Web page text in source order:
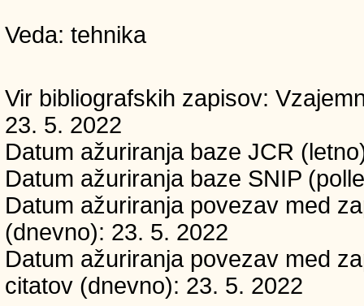
Veda: tehnika
Vir bibliografskih zapisov:
23. 5. 2022
Datum ažuriranja baze JCR
Datum ažuriranja baze SNIP
Datum ažuriranja povezav med
(dnevno): 23. 5. 2022
Datum ažuriranja povezav med
citatov (dnevno): 23. 5. 2022